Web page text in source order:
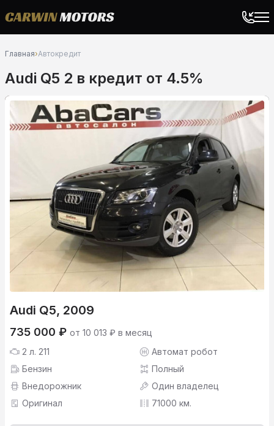
Главная›Автокредит
Audi Q5 2 в кредит от 4.5%
Audi Q5, 2009
735 000 ₽ от 10 013 ₽ в месяц
2 л. 211
Автомат робот
Бензин
Полный
Внедорожник
Один владелец
Оригинал
71000 км.